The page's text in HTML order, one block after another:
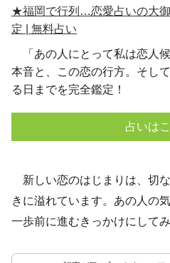
★福岡で行列…恋愛占いの大
定 | 無料占い
「あの人にとって私は恋
本音と、この恋の行方。そし
る日までを完全鑑定！
占いは
新しい恋のはじまりは、切
きに溢れています。あの人の
一歩前に進むきっかけにしてみ